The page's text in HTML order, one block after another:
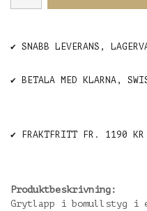
✔️ SNABB LEVERANS,
✔️ BETALA MED KLARNA,
✔️ FRAKTFRITT FR. 1190 KR
Produktbeskrivning:
Grytlapp i bomullstyg i